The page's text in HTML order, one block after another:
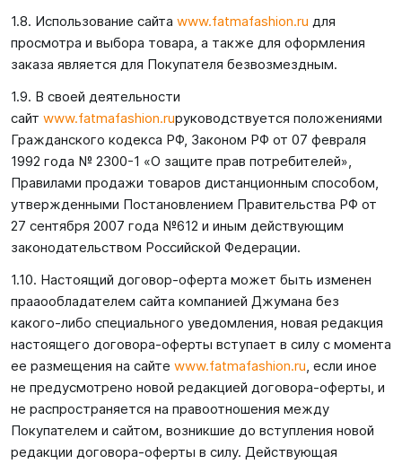
1.8. Использование сайта www.fatmafashion.ru для
просмотра и выбора товара, а также для оформления
заказа является для Покупателя безвозмездным.
1.9. В своей деятельности
сайт www.fatmafashion.ruруководствуется положениями
Гражданского кодекса РФ, Законом РФ от 07 февраля
1992 года № 2300-1 «О защите прав потребителей»,
Правилами продажи товаров дистанционным способом,
утвержденными Постановлением Правительства РФ от
27 сентября 2007 года №612 и иным действующим
законодательством Российской Федерации.
1.10. Настоящий договор-оферта может быть изменен
прааообладателем сайта компанией Джумана без
какого-либо специального уведомления, новая редакция
настоящего договора-оферты вступает в силу с момента
ее размещения на сайте www.fatmafashion.ru, если иное
не предусмотрено новой редакцией договора-оферты, и
не распространяется на правоотношения между
Покупателем и сайтом, возникшие до вступления новой
редакции договора-оферты в силу. Действующая